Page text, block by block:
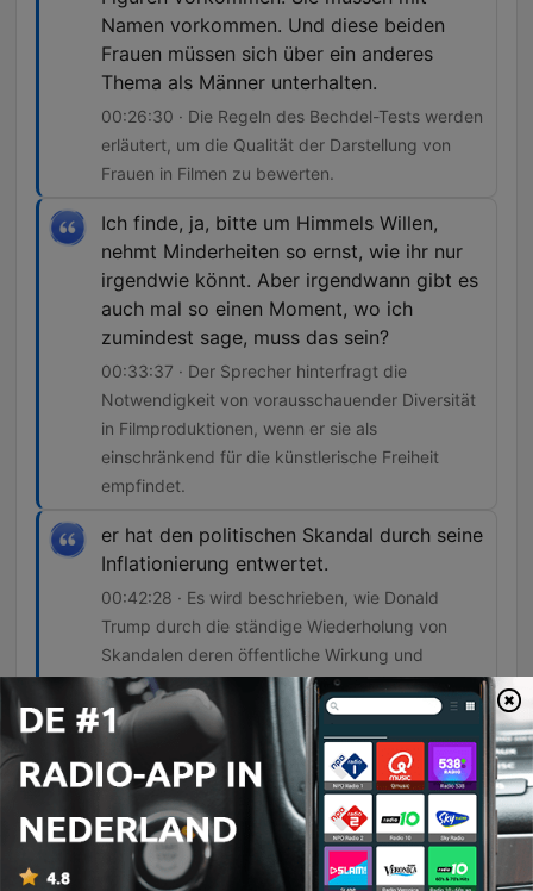
Namen vorkommen. Und diese beiden
Frauen müssen sich über ein anderes
Thema als Männer unterhalten.
00:26:30 · Die Regeln des Bechdel-Tests werden
erläutert, um die Qualität der Darstellung von
Frauen in Filmen zu bewerten.
Ich finde, ja, bitte um Himmels Willen,
nehmt Minderheiten so ernst, wie ihr nur
irgendwie könnt. Aber irgendwann gibt es
auch mal so einen Moment, wo ich
zumindest sage, muss das sein?
00:33:37 · Der Sprecher hinterfragt die
Notwendigkeit von vorausschauender Diversität
in Filmproduktionen, wenn er sie als
einschränkend für die künstlerische Freiheit
empfindet.
er hat den politischen Skandal durch seine
Inflationierung entwertet.
00:42:28 · Es wird beschrieben, wie Donald
Trump durch die ständige Wiederholung von
Skandalen deren öffentliche Wirkung und
Empörungswert reduziert hat.
Afleveringen
262 - Zu Gast bei GGG: MAG #27 Keine Steuern für
Trump?, Von Democrat zu Socialist, Hollywood
ohne Frauen?, 100.000$ Tweets!